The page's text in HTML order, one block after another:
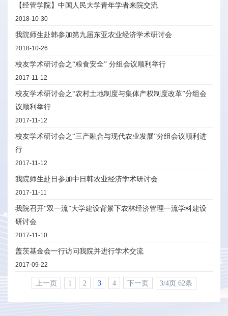
【经管学院】中国人民大学青年学者来院交流
2018-10-30
我院师生赴韩参加第九届东亚农业经济学术研讨会
2018-10-26
校友学术研讨会之“粮食安全” 分组会议顺利举行
2017-11-12
校友学术研讨会之“农村土地制度与集体产权制度改革”分组会
议顺利举行
2017-11-12
校友学术研讨会之“三产融合与现代农业发展”分组会议顺利进
行
2017-11-12
我院师生赴日参加中日韩农业经济学术研讨会
2017-11-11
我院召开“双一流”大学建设背景下农林经济管理一流学科建设
研讨会
2017-11-10
盖茨基金会一行访问我院并进行学术交流
2017-09-22
上一页 1 2 3 4 下一页 3/4页 62条